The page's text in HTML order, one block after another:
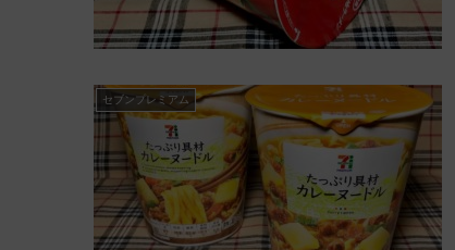
セブンプレミアム